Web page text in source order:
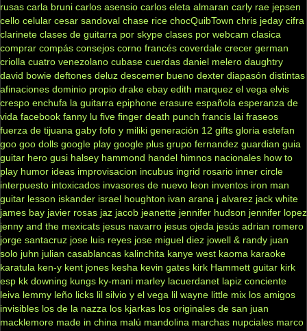
rusas carla bruni carlos asensio carlos eleta almaran carly rae jepsen
cello celular cesar sandoval chase rice chocQuibTown chris jeday cifra
clarinete clases de guitarra por skype clases por webcam clasica
comprar compás consejos corno francés coverdale crecer german
criolla cuatro venezolano cubase cuerdas daniel melero daughtry
david bowie deftones deluz descemer bueno dexter diapasón distintas
afinaciones dominio propio drake ebay edith marquez el vega elvis
crespo enchufa la guitarra epiphone erasure española esperanza de
vida facebook fanny lu five finger death punch francis lai fraseos
fuerza de tijuana gaby fofo y miliki generación 12 gifts gloria estefan
goo goo dolls google play google plus grupo fernandez guardian guia
guitar hero gusi halsey hammond handel himnos nacionales how to
play humor ideas improvisacion incubus ingrid rosario inner circle
interpuesto intoxicados invasores de nuevo leon inventos iron man
guitar lesson iskander israel houghton ivan arana j alvarez jack white
james bay javier rosas jaz jacob jeanette jennifer hudson jennifer lopez
jenny and the mexicats jesus navarro jesus ojeda jesús adrian romero
jorge santacruz jose luis reyes jose miguel diez jowell & randy juan
solo juhn julian casablancas kalinchita kanye west kaoma karaoke
karatula ken-y kent jones kesha kevin gates kirk Hammett guitar kirk
esp kk downing kungs ky-mani marley lacuerdanet lapiz conciente
leiva lemmy leño licks lil silvio y el vega lil wayne little mix los amigos
invisibles los de la nazza los kjarkas los originales de san juan
macklemore made in china malú mandolina marchas nupciales marco